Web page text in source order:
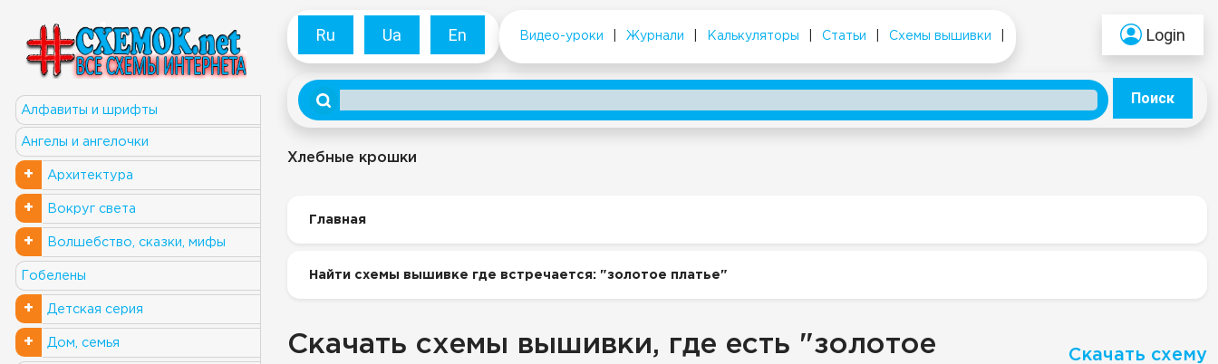
Алфавиты и шрифты
Ангелы и ангелочки
+ Архитектура
+ Вокруг света
+ Волшебство, сказки, мифы
Гобелены
+ Детская серия
+ Дом, семья
Ru Ua En Видео-уроки Журнали Калькуляторы Статьи Схемы вышивки Login
Поиск
Хлебные крошки
Главная
Найти схемы вышивке где встречается: "золотое платье"
Скачать схемы вышивки, где есть "золотое
Скачать схему